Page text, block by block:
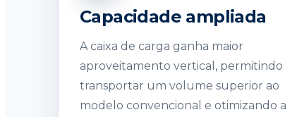
Capacidade ampliada
A caixa de carga ganha maior
aproveitamento vertical, permitindo
transportar um volume superior ao
modelo convencional e otimizando a